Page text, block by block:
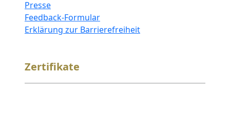
Presse
Feedback-Formular
Erklärung zur Barrierefreiheit
Zertifikate